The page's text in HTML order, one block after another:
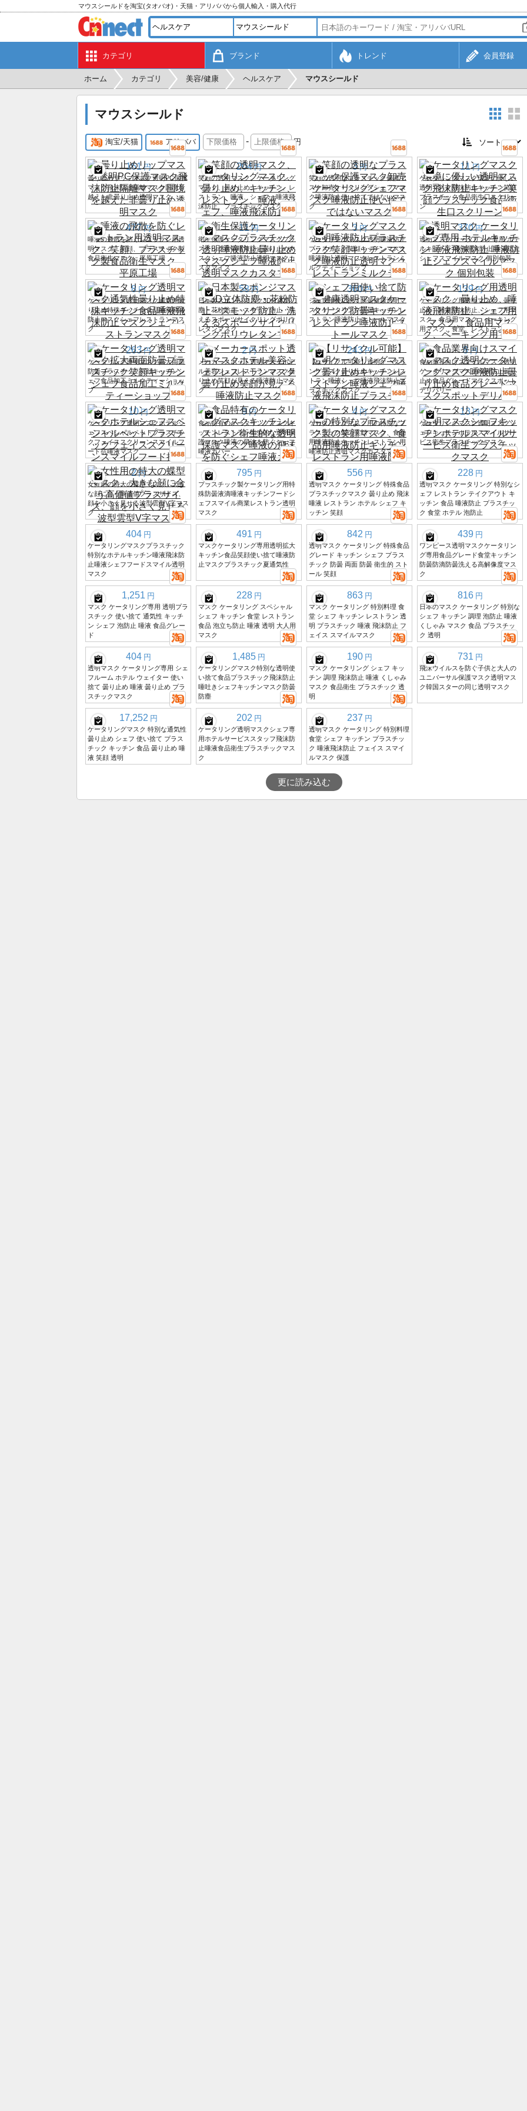
マウスシールドを淘宝(タオバオ)・天猫・アリババから個人輸入・購入代行
カテゴリ ブランド トレンド 会員登録
ホーム カテゴリ 美容/健康 ヘルスケア マウスシールド
マウスシールド
淘宝/天猫 アリババ - 円
161 円
曇り止めリップマスク透明PC保護
マスク飛沫防止隔離マスク国境を
越えた非曇り止め透明マスク
204 円
笑顔の透明マスク、ケータリング
マスク、曇り止め、キッチン、レ
ストラン、唾液、シェフ、唾液飛
沫防止、プラスチックマスク
3 円
笑顔の透明なプラスチック保護マ
スク卸売ケータリングシェフマス
ク唾液防止使い捨てではないマス
ク
11 円
ケータリングマスク環境に優しい
透明マスク飛沫防止キッチン笑顔
プラスチック食品衛生口スクリー
ン
477 円
唾液の飛散を防ぐレストラン用透
明マスク、笑顔、プラスチック製
食品衛生マスク、平原工場
11 円
衛生保護ケータリングマスクプラ
スチック透明唾液防止曇り止めマ
スクシェフ唾液防止透明マスクカ
スタマイズ
3 円
ケータリングマスク透明唾液防止
プラスチック笑顔キッチンマスク
唾液防止透明マスクレストランミ
ルクティーショップ
370 円
透明マスク ケータリング専用 ホテ
ルキッチン 唾液飛沫防止 唾液防止
シェフスマイルマスク 個別包装
8 円
ケータリング透明マスク通気性曇
り止め特殊キッチン食品唾液飛沫
防止マスクシェフレストランマス
ク
58 円
日本製スポンジマスク3D立体防
塵・花粉防止・スモッグ防止・洗
えるスポーツサイクリングポリウ
レタンマスク
360 円
シェフ用使い捨て防曇健康透明マ
スクケータリング防曇キッチンレ
ストラン唾液防止ストールマスク
139 円
ケータリング用透明マスク、曇り
止め、唾液飛沫防止、シェフ用マ
スク、食品用マスク、ベーキング
用マスク、食堂、レストラン用
263 円
ケータリング透明マスク拡大両面
防曇プラスチック笑顔キッチンシ
ェフ食品加工ミルクティーショッ
プ
2 円
メーカースポット透明マスクホテ
ル美容シェフレストランマスク曇
り止め笑顔が見える唾液防止マス
ク
243 円
【リサイクル可能】透明ケータリ
ングマスク曇り止めキッチンレス
トラン唾液シェフ唾液飛沫防止プ
ラスチックマスク
8 円
食品業界向けスマイルマスク透明
ケータリングマスク唾液防止曇り
止め食品グレードマスクスポット
デリバリー
10 円
ケータリング透明マスクホテルシ
ェフスペシャルペットプラスチッ
クフェイススクリーンスマイルフ
ード抗唾液マスク
9 円
食品特有のケータリングマスクキ
ッチンレストラン衛生的な透明保
護マスク唾液の飛沫を防ぐシェフ
唾液カバー
4 円
ケータリングマスク用の特別なプ
ラスチック製の笑顔マスク、食品
用唾液防止キッチンレストラン用
唾液防止透明マスクカスタマイズ
13 円
ケータリングマスク透明マスクシ
ェフキッチンホテルスマイルサー
ビス衛生プラスチックマスク
2 円
女性用の特大の蝶型マスク、大き
な顔に合う高価値プラスサイズ、
顔を小さく見せる波型雲型V字マス
ク
795 円
プラスチック製ケータリング用特
殊防曇液滴唾液キッチンフードシ
ェフスマイル商業レストラン透明
マスク
556 円
透明マスク ケータリング 特殊食品
プラスチックマスク 曇り止め 飛沫
唾液 レストラン ホテル シェフ キ
ッチン 笑顔
228 円
透明マスク ケータリング 特別なシ
ェフ レストラン テイクアウト キ
ッチン 食品 唾液防止 プラスチッ
ク 食堂 ホテル 泡防止
404 円
ケータリングマスクプラスチック
特別なホテルキッチン唾液飛沫防
止唾液シェフフードスマイル透明
マスク
491 円
マスクケータリング専用透明拡大
キッチン食品笑顔使い捨て唾液防
止マスクプラスチック夏通気性
842 円
透明マスク ケータリング 特殊食品
グレード キッチン シェフ プラス
チック 防曇 両面 防曇 衛生的 スト
ール 笑顔
439 円
ワンピース透明マスクケータリン
グ専用食品グレード食堂キッチン
防曇防滴防曇洗える高解像度マス
ク
1,251 円
マスク ケータリング専用 透明プラ
スチック 使い捨て 通気性 キッチ
ン シェフ 泡防止 唾液 食品グレー
ド
228 円
マスク ケータリング スペシャル
シェフ キッチン 食堂 レストラン
食品 泡立ち防止 唾液 透明 大人用
マスク
863 円
マスク ケータリング 特別料理 食
堂 シェフ キッチン レストラン 透
明 プラスチック 唾液 飛沫防止 フ
ェイス スマイルマスク
816 円
日本のマスク ケータリング 特別な
シェフ キッチン 調理 泡防止 唾液
くしゃみ マスク 食品 プラスチッ
ク 透明
404 円
透明マスク ケータリング専用 シェ
フルーム ホテル ウェイター 使い
捨て 曇り止め 唾液 曇り止め プラ
スチックマスク
1,485 円
ケータリングマスク特別な透明使
い捨て食品プラスチック飛沫防止
唾吐きシェフキッチンマスク防曇
防塵
190 円
マスク ケータリング シェフ キッ
チン 調理 飛沫防止 唾液 くしゃみ
マスク 食品衛生 プラスチック 透
明
731 円
飛沫ウイルスを防ぐ子供と大人の
ユニバーサル保護マスク透明マス
ク韓国スターの同じ透明マスク
17,252 円
ケータリングマスク 特別な通気性
曇り止め シェフ 使い捨て プラス
チック キッチン 食品 曇り止め 唾
液 笑顔 透明
202 円
ケータリング透明マスクシェフ専
用ホテルサービススタッフ飛沫防
止唾液食品衛生プラスチックマス
ク
237 円
透明マスク ケータリング 特別料理
食堂 シェフ キッチン プラスチッ
ク 唾液飛沫防止 フェイス スマイ
ルマスク 保護
更に読み込む